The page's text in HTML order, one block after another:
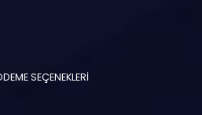
SEÇENEKLERİ